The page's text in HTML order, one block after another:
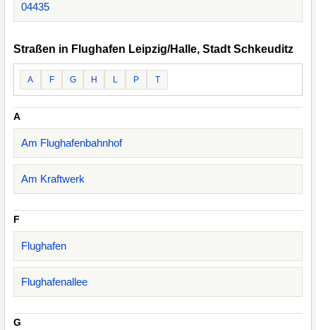
04435
Straßen in Flughafen Leipzig/Halle, Stadt Schkeuditz
A F G H L P T
A
Am Flughafenbahnhof
Am Kraftwerk
F
Flughafen
Flughafenallee
G